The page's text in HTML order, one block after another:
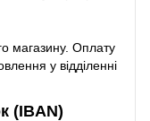
магазину. Оплату
у відділенні
(IBAN)